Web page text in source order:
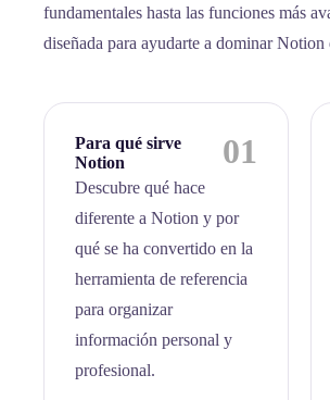
fundamentales hasta las funciones más
diseñada para ayudarte a dominar Notion
Para qué sirve
Notion
01
Descubre qué hace
diferente a Notion y por
qué se ha convertido en la
herramienta de referencia
para organizar
información personal y
profesional.